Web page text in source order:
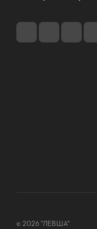
© 2026 "ЛЕВША"